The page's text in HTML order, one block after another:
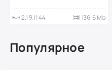
2.19.1144 136.6 Mb
Популярное